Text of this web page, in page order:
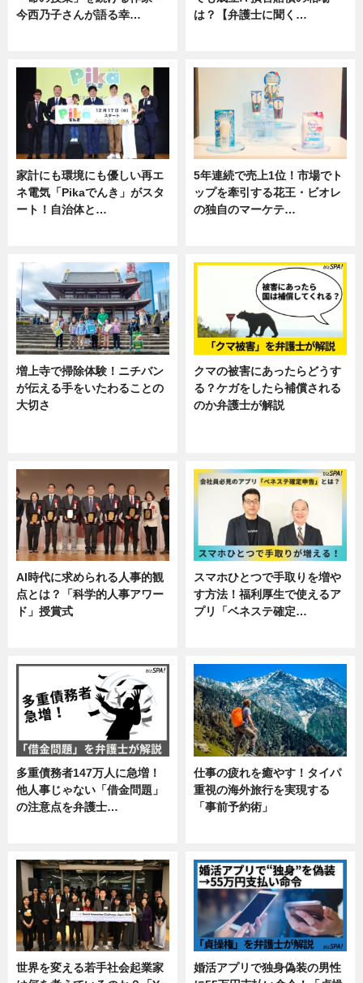
今西乃子さんが語る幸…
は？【弁護士に聞く…
家計にも環境にも優しい再エ
ネ電気「Pikaでんき」がスタ
ート！自治体と…
5年連続で売上1位！市場でト
ップを牽引する花王・ビオレ
の独自のマーケテ…
増上寺で掃除体験！ニチバン
が伝える手をいたわることの
大切さ
クマの被害にあったらどうす
る？ケガをしたら補償される
のか弁護士が解説
AI時代に求められる人事的観
点とは？「科学的人事アワー
ド」授賞式
スマホひとつで手取りを増や
す方法！福利厚生で使えるア
プリ「ベネステ確定…
多重債務者147万人に急増！
他人事じゃない「借金問題」
の注意点を弁護士…
仕事の疲れを癒やす！タイパ
重視の海外旅行を実現する
「事前予約術」
世界を変える若手社会起業家
婚活アプリで独身偽装の男性